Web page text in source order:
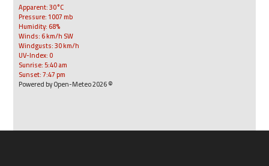
Apparent: 30°C
Pressure: 1007 mb
Humidity: 68%
Winds: 6 km/h SW
Windgusts: 30 km/h
UV-Index: 0
Sunrise: 5:40 am
Sunset: 7:47 pm
© 2026 Powered by Open-Meteo